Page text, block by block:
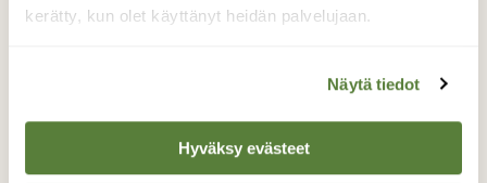
kerätty, kun olet käyttänyt heidän palvelujaan.
Näytä tiedot
Hyväksy evästeet